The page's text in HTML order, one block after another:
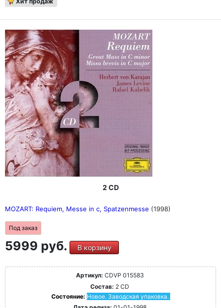
2 CD
MOZART: Requiem, Messe in c, Spatzenmesse (1998)
Под заказ
5999 руб. В корзину
Артикул: CDVP 015583
Состав: 2 CD
Состояние: Новое. Заводская упаковка.